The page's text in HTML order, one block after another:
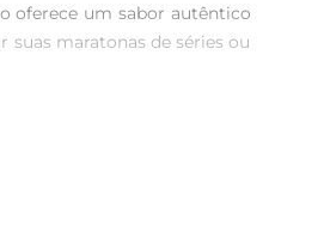
oferece um sabor autêntico
maratonas de séries ou